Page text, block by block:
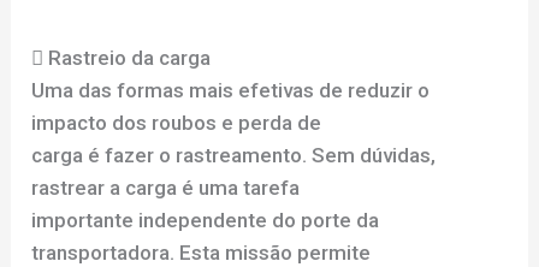
 Rastreio da carga
Uma das formas mais efetivas de reduzir o
impacto dos roubos e perda de
carga é fazer o rastreamento. Sem dúvidas,
rastrear a carga é uma tarefa
importante independente do porte da
transportadora. Esta missão permite